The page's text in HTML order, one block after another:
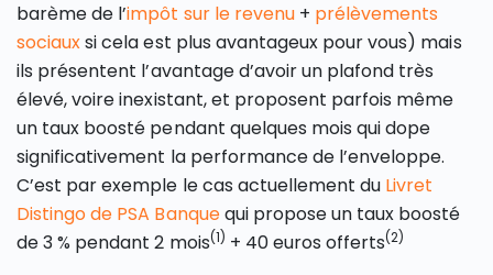
barème de l’impôt sur le revenu+ prélèvements
sociauxsi cela est plus avantageux pour vous) mais
ils présentent l’avantage d’avoir un plafond très
élevé, voire inexistant, et proposent parfois même
un taux boosté pendant quelques mois qui dope
significativement la performance de l’enveloppe.
C’est par exemple le cas actuellement du Livret
Distingo de PSA Banquequi propose un taux boosté
de 3 % pendant 2 mois(1) + 40 euros offerts(2)